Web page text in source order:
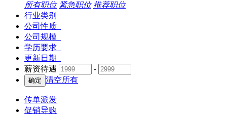
所有职位 紧急职位 推荐职位
行业类别
公司性质
公司规模
学历要求
更新日期
薪资待遇
-
清空所有
传单派发
促销导购